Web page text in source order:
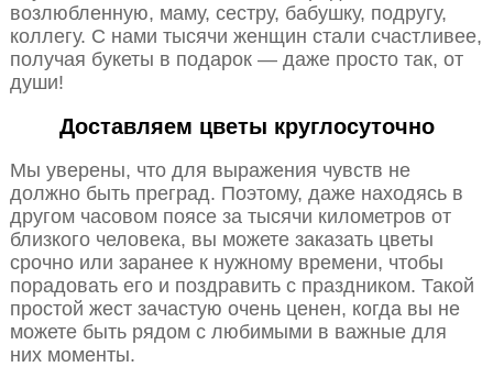
возлюбленную, маму, сестру, бабушку, подругу,
коллегу. С нами тысячи женщин стали счастливее,
получая букеты в подарок — даже просто так, от
души!
Доставляем цветы круглосуточно
Мы уверены, что для выражения чувств не
должно быть преград. Поэтому, даже находясь в
другом часовом поясе за тысячи километров от
близкого человека, вы можете заказать цветы
срочно или заранее к нужному времени, чтобы
порадовать его и поздравить с праздником. Такой
простой жест зачастую очень ценен, когда вы не
можете быть рядом с любимыми в важные для
них моменты.